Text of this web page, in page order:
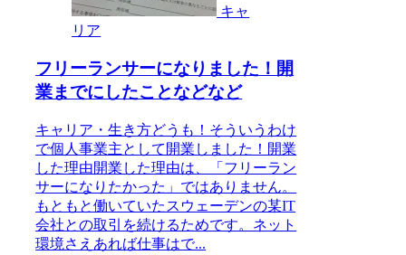
キャ
リア
フリーランサーになりました！開
業までにしたことなどなど
キャリア・生き方どうも！そういうわけ
で個人事業主として開業しました！開業
した理由開業した理由は、「フリーラン
サーになりたかった」ではありません。
もともと働いていたスウェーデンの某IT
会社との取引を続けるためです。ネット
環境さえあれば仕事はで...